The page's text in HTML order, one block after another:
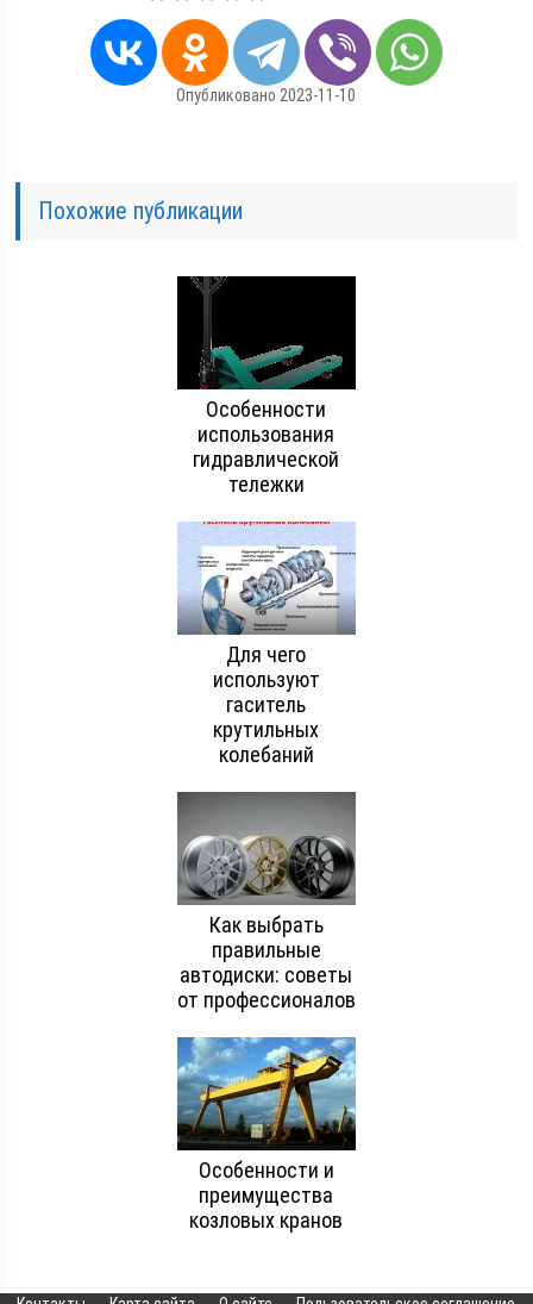
Опубликовано 2023-11-10
Похожие публикации
Особенности
использования
гидравлической
тележки
Для чего
используют
гаситель
крутильных
колебаний
Как выбрать
правильные
автодиски: советы
от профессионалов
Особенности и
преимущества
козловых кранов